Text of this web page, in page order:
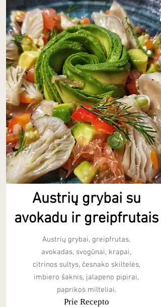
Austrių grybai su
avokadu ir greipfrutais
Austrių grybai, greipfrutas,
avokadas, svogūnai, krapai,
citrinos sultys, česnako skiltelės,
imbiero šaknis, jalapeno pipirai,
paprikos milteliai.
Prie Recepto